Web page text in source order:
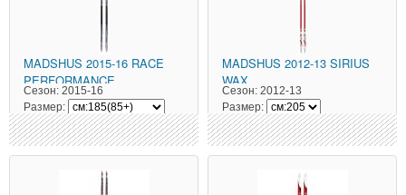
MADSHUS 2015-16 RACE
PERFORMANCE
MEGASONIC SKATE
Сезон: 2015-16
Размер:
MADSHUS 2012-13 SIRIUS
WAX
Сезон: 2012-13
Размер: